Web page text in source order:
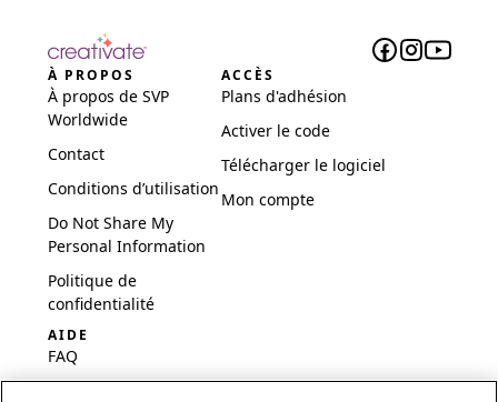
À PROPOS
À propos de SVP
Worldwide
Contact
Conditions d’utilisation
Do Not Share My
Personal Information
Politique de
confidentialité
ACCÈS
Plans d'adhésion
Activer le code
Télécharger le logiciel
Mon compte
AIDE
FAQ